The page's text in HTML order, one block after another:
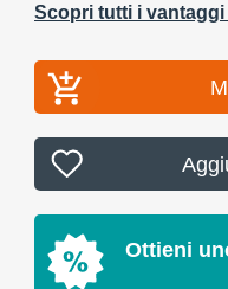
Scopri tutti i vantaggi
Ottieni